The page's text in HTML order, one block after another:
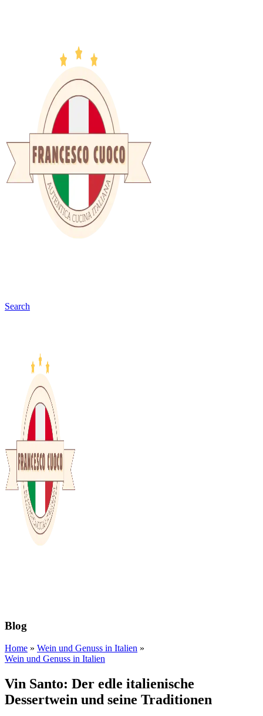
Search
Blog
Home » Wein und Genuss in Italien »
Wein und Genuss in Italien
Vin Santo: Der edle italienische
Dessertwein und seine Traditionen